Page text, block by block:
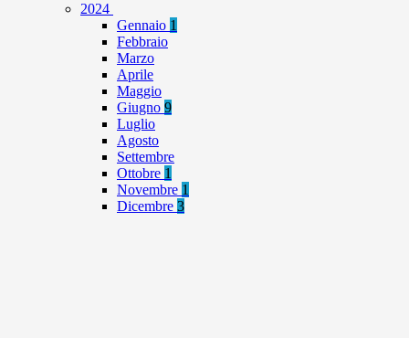
2024
Gennaio 1
Febbraio
Marzo
Aprile
Maggio
Giugno 9
Luglio
Agosto
Settembre
Ottobre 1
Novembre 1
Dicembre 3